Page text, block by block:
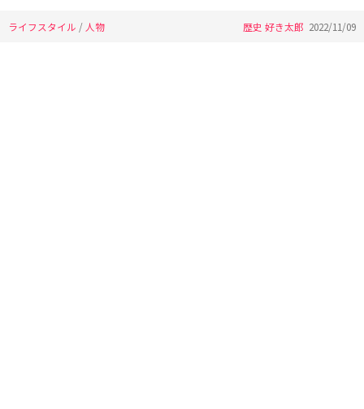
ライフスタイル / 人物 歴史 好き太郎 2022/11/09